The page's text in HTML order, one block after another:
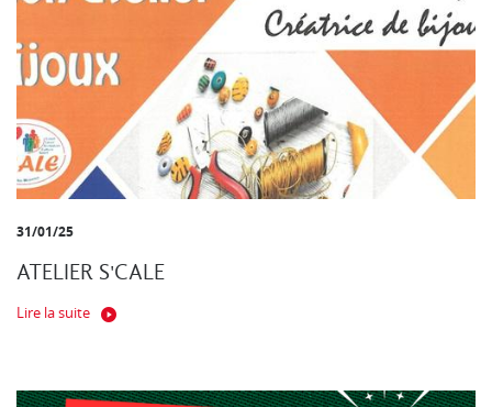
31/01/25
ATELIER S'CALE
Lire la suite